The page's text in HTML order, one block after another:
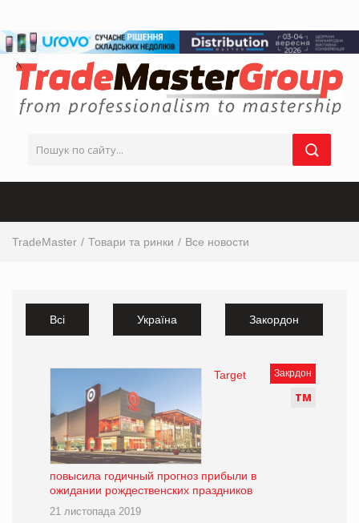
TradeMaster Товари та ринки Все новости
Всі Україна Закордон
Закрдон
ТМ
Target
повысила годичный прогноз прибыли в
ожидании рождественских праздников
21 листопада 2019